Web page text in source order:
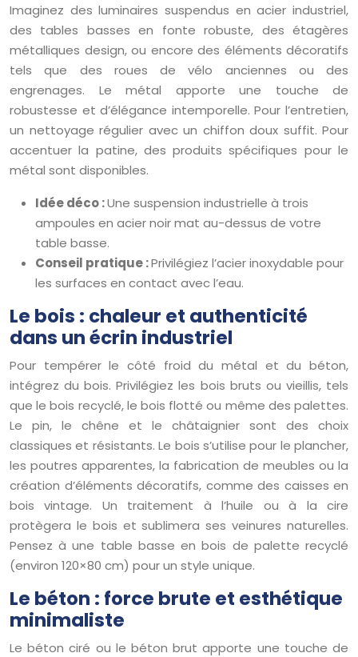
Imaginez des luminaires suspendus en acier industriel,
des tables basses en fonte robuste, des étagères
métalliques design, ou encore des éléments décoratifs
tels que des roues de vélo anciennes ou des
engrenages. Le métal apporte une touche de
robustesse et d’élégance intemporelle. Pour l’entretien,
un nettoyage régulier avec un chiffon doux suffit. Pour
accentuer la patine, des produits spécifiques pour le
métal sont disponibles.
Idée déco :Une suspension industrielle à trois
ampoules en acier noir mat au-dessus de votre
table basse.
Conseil pratique :Privilégiez l’acier inoxydable pour
les surfaces en contact avec l’eau.
Le bois : chaleur et authenticité
dans un écrin industriel
Pour tempérer le côté froid du métal et du béton,
intégrez du bois. Privilégiez les bois bruts ou vieillis, tels
que le bois recyclé, le bois flotté ou même des palettes.
Le pin, le chêne et le châtaignier sont des choix
classiques et résistants. Le bois s’utilise pour le plancher,
les poutres apparentes, la fabrication de meubles ou la
création d’éléments décoratifs, comme des caisses en
bois vintage. Un traitement à l’huile ou à la cire
protègera le bois et sublimera ses veinures naturelles.
Pensez à une table basse en bois de palette recyclé
(environ 120×80 cm) pour un style unique.
Le béton : force brute et esthétique
minimaliste
Le béton ciré ou le béton brut apporte une touche de